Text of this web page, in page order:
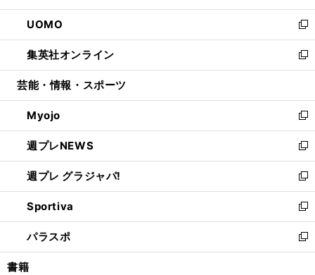
開
く
ウ
で
開
く
ン
ド
ウ
で
開
ウ
ィ
ン
ド
ウ
開
く
し
い
ウ
ィ
ン
ウ
で
開
く
UOMO
新
し
い
ウ
ン
ド
ウ
で
開
く
集英社オンライン
新
し
ウ
ィ
ン
ド
ウ
で
開
く
芸能・情報・スポーツ
Myojo
新
し
い
ウ
ィ
ン
ド
ウ
で
開
週プレNEWS
新
し
い
ウ
ィ
ン
ド
ウ
週プレ グラジャパ!
新
し
い
ウ
ィ
ン
Sportiva
新
し
い
ウ
パラスポ
新
し
書籍